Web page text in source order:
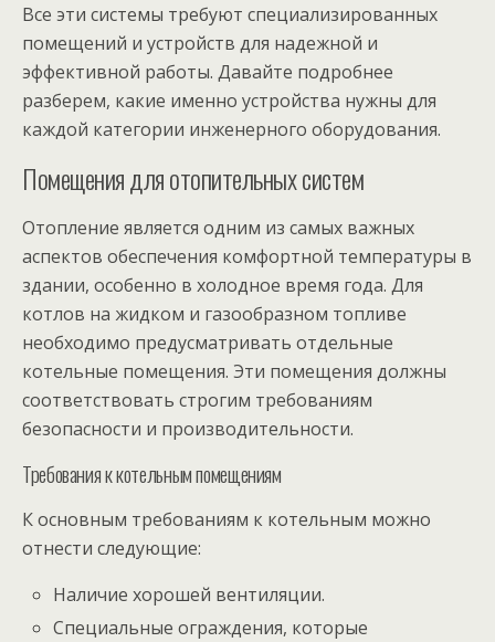
Все эти системы требуют специализированных
помещений и устройств для надежной и
эффективной работы. Давайте подробнее
разберем, какие именно устройства нужны для
каждой категории инженерного оборудования.
Помещения для отопительных систем
Отопление является одним из самых важных
аспектов обеспечения комфортной температуры в
здании, особенно в холодное время года. Для
котлов на жидком и газообразном топливе
необходимо предусматривать отдельные
котельные помещения. Эти помещения должны
соответствовать строгим требованиям
безопасности и производительности.
Требования к котельным помещениям
К основным требованиям к котельным можно
отнести следующие:
Наличие хорошей вентиляции.
Специальные ограждения, которые